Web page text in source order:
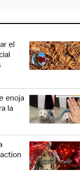
el
enoja
la